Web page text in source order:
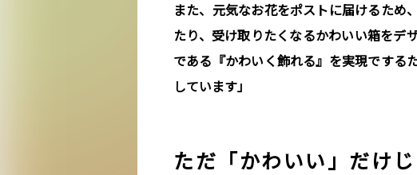
また、元気なお花をポストに届けるため
たり、受け取りたくなるかわいい箱をデ
である『かわいく飾れる』を実現でする
しています」
ただ「かわいい」だけ